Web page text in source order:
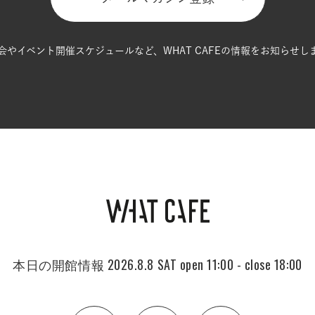
やイベント開催スケジュールなど、 WHAT CAFEの情報をお知らせし
本日の開館情報 2026.8.8 SAT open 11:00 - close 18:00